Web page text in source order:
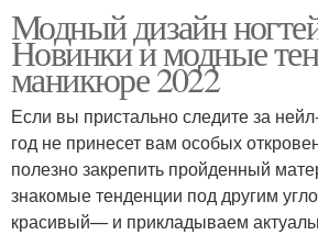
Модный дизайн
Новинки и модные
маникюре 2022
Если вы пристально следите за
год не принесет вам особых
полезно закрепить пройденный
знакомые тенденции под другим
красивый— и прикладываем